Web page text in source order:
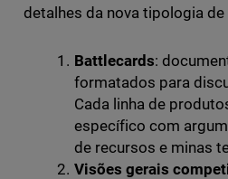
detalhes da nova tipologia de
Battlecards:
formatados para
Cada linha de
específico com
de recursos e minas
Visões gerais